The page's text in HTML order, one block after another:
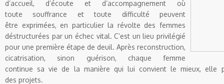
d’accueil, d’écoute et d’accompagnement où
toute souffrance et toute difficulté peuvent
être exprimées, en particulier la révolte desfemmes
déstructurées par un échec vital.C’est un lieu privilégié
pour une première étape de deuil. Après reconstruction,
cicatrisation, sinon guérison, chaque femme
continue sa vie de la manière qui lui convient lemieux, elle
des projets.